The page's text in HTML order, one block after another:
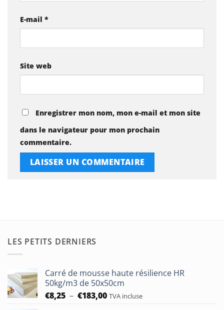
E-mail *
Site web
Enregistrer mon nom, mon e-mail et mon site
dans le navigateur pour mon prochain
commentaire.
LES PETITS DERNIERS
Carré de mousse haute résilience HR
50kg/m3 de 50x50cm
€8,25 – €183,00Plage
TVA incluse